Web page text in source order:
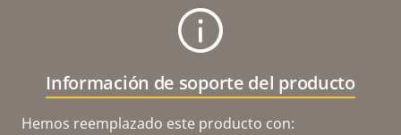
Información de soporte del producto
Hemos reemplazado este producto con: